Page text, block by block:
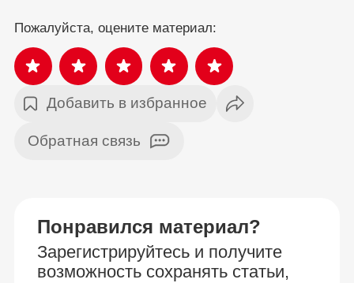
Пожалуйста, оцените материал:
Добавить в избранное
Обратная связь
Понравился материал?
Зарегистрируйтесь и получите
возможность сохранять статьи,